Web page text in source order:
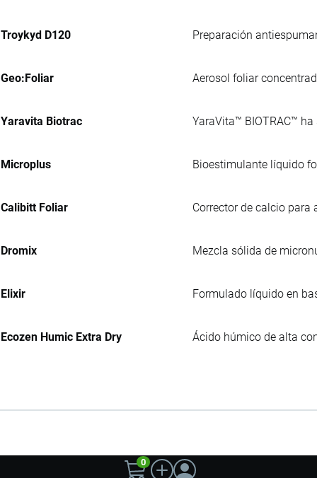
Troykyd D120 Preparación
Geo:Foliar Aerosol foliar
Yaravita Biotrac YaraVita™ BIOTRAC™
Microplus Bioestimulante líquido
Calibitt Foliar Corrector de calcio
Dromix Mezcla sólida de
Elixir Formulado líquido en
Ecozen Humic Extra Dry Ácido húmico de alta
0